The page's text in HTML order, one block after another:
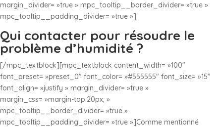
margin_divider= »true » mpc_tooltip__border_divider= »true »
mpc_tooltip__padding_divider= »true »]
Qui contacter pour résoudre le
problème d’humidité ?
[/mpc_textblock][mpc_textblock content_width= »100″
font_preset= »preset_0″ font_color= »#555555″ font_size= »15″
font_align= »justify » margin_divider= »true »
margin_css= »margin-top:20px; »
mpc_tooltip__border_divider= »true »
mpc_tooltip__padding_divider= »true »]Comme mentionné